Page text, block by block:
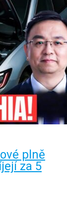
plně
za 5